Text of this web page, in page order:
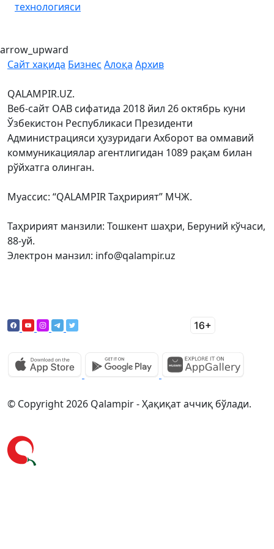
технологияси
arrow_upward
Сайт хақида Бизнес Алоқа Архив
QALAMPIR.UZ.
Веб-сайт ОАВ сифатида 2018 йил 26 октябрь куни
Ўзбекистон Республикаси Президенти
Администрацияси ҳузуридаги Ахборот ва оммавий
коммуникациялар агентлигидан 1089 рақам билан
рўйхатга олинган.
Муассис: “QALAMPIR Таҳририят” МЧЖ.
Таҳририят манзили: Тошкент шаҳри, Беруний кўчаси,
88-уй.
Электрон манзил: info@qalampir.uz
© Copyright 2026 Qalampir - Ҳақиқат аччиқ бўлади.